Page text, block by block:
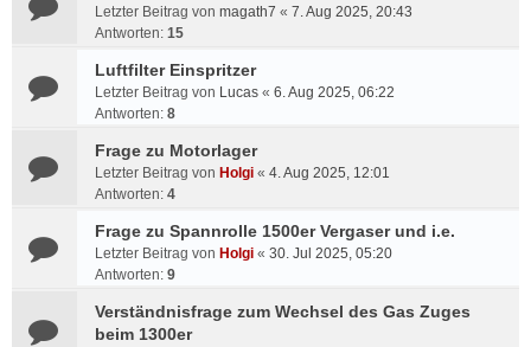
Letzter Beitrag von magath7 « 7. Aug 2025, 20:43
Antworten: 15
Luftfilter Einspritzer
Letzter Beitrag von Lucas « 6. Aug 2025, 06:22
Antworten: 8
Frage zu Motorlager
Letzter Beitrag von Holgi « 4. Aug 2025, 12:01
Antworten: 4
Frage zu Spannrolle 1500er Vergaser und i.e.
Letzter Beitrag von Holgi « 30. Jul 2025, 05:20
Antworten: 9
Verständnisfrage zum Wechsel des Gas Zuges
beim 1300er